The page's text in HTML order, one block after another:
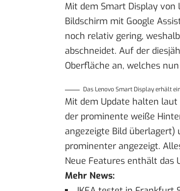
Mit dem Smart Display
Bildschirm mit Google
noch relativ gering,
abschneidet. Auf der
Oberfläche an, welches
Das Lenovo Smart Display erhält
Mit dem Update halten laut
der prominente weiße
angezeigte Bild überlagert)
prominenter angezeigt.
Neue Features enthält das
Mehr News: